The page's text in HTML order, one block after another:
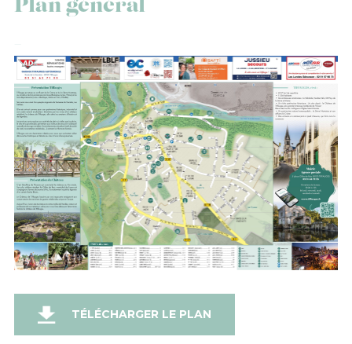
Plan général
TÉLÉCHARGER LE PLAN